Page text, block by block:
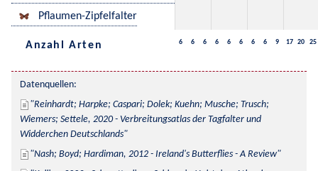
Pflaumen-Zipfelfalter
Anzahl Arten 6 6 6 6 6 6 6 6 9 17 20 25
Datenquellen:
Reinhardt; Harpke; Caspari; Dolek; Kuehn; Musche; Trusch;
Wiemers; Settele, 2020 - Verbreitungsatlas der Tagfalter und
Widderchen Deutschlands
Nash; Boyd; Hardiman, 2012 - Ireland's Butterflies - A Review